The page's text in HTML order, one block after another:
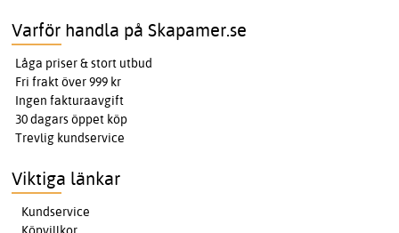
Varför handla på Skapamer.se
Låga priser & stort utbud
Fri frakt över 999 kr
Ingen fakturaavgift
30 dagars öppet köp
Trevlig kundservice
Viktiga länkar
Kundservice